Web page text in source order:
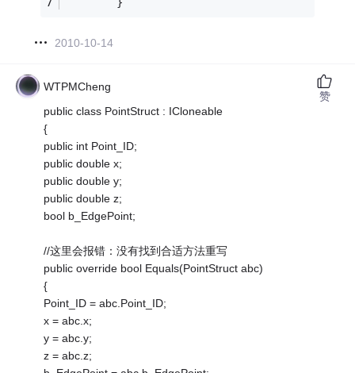
        }
2010-10-14
WTPMCheng
public class PointStruct : ICloneable
{
public int Point_ID;
public double x;
public double y;
public double z;
bool b_EdgePoint;
//这里会报错：没有找到合适方法重写
public override bool Equals(PointStruct abc)
{
Point_ID = abc.Point_ID;
x = abc.x;
y = abc.y;
z = abc.z;
赞